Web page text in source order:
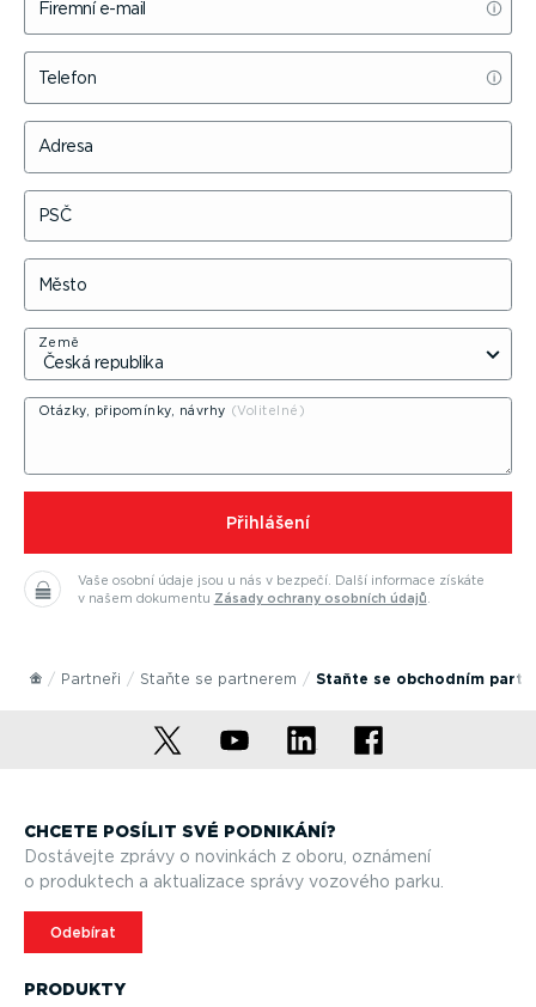
Firemní e-mail
Telefon
Adresa
PSČ
Město
Země
Otázky, připomínky, návrhy
⁠Přihlášení
Vaše osobní údaje jsou u nás v bezpečí. Další informace získáte
v našem dokumentu Zásady ochrany osobních údajů
Partneři Staňte se partnerem Staňte se obchodním
PRODUKTY
CHCETE POSÍLIT SVÉ PODNIKÁNÍ?
Dostávejte zprávy o novinkách z oboru, oznámení
o produktech a aktualizace správy vozového parku.
Odebírat